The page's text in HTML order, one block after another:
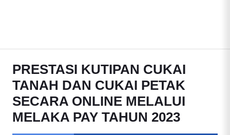
PRESTASI KUTIPAN CUKAI
TANAH DAN CUKAI PETAK
SECARA ONLINE MELALUI
MELAKA PAY TAHUN 2023